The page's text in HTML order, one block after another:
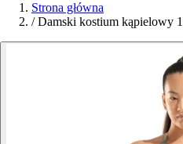
Strona główna
/ Damski kostium kąpielowy